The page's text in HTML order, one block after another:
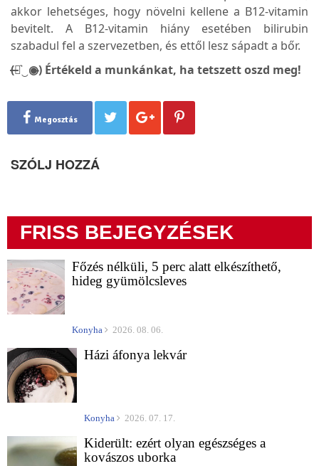
akkor lehetséges, hogy növelni kellene a B12-vitamin
bevitelt. A B12-vitamin hiány esetében bilirubin
szabadul fel a szervezetben, és ettől lesz sápadt a bőr.
(̶◉͛‿◉̶) Értékeld a munkánkat, ha tetszett oszd meg!
Megosztás
SZÓLJ HOZZÁ
FRISS BEJEGYZÉSEK
Főzés nélküli, 5 perc alatt elkészíthető,
hideg gyümölcsleves
Konyha 2026. 08. 06.
Házi áfonya lekvár
Konyha 2026. 07. 17.
Kiderült: ezért olyan egészséges a
kovászos uborka